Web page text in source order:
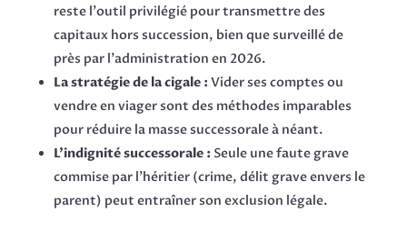
reste l'outil privilégié pour transmettre des
capitaux hors succession, bien que surveillé de
près par l'administration en 2026.
La stratégie de la cigale : Vider ses comptes ou
vendre en viager sont des méthodes imparables
pour réduire la masse successorale à néant.
L'indignité successorale : Seule une faute grave
commise par l'héritier (crime, délit grave envers le
parent) peut entraîner son exclusion légale.